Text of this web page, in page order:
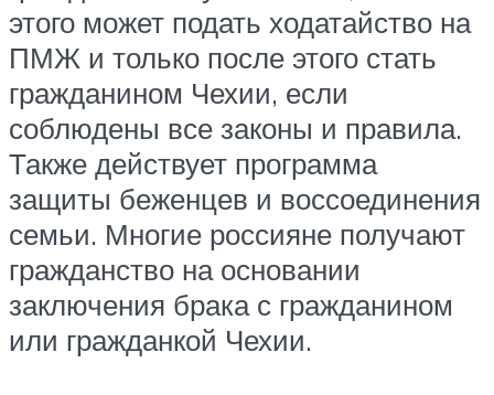
этого может подать ходатайство на
ПМЖ и только после этого стать
гражданином Чехии, если
соблюдены все законы и правила.
Также действует программа
защиты беженцев и воссоединения
семьи. Многие россияне получают
гражданство на основании
заключения брака с гражданином
или гражданкой Чехии.